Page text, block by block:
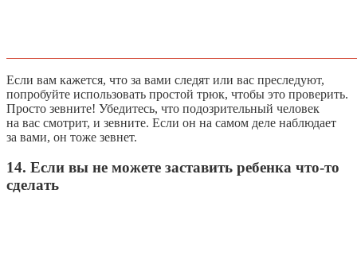
Если вам кажется, что за вами следят или вас преследуют,
попробуйте использовать простой трюк, чтобы это проверить.
Просто зевните! Убедитесь, что подозрительный человек
на вас смотрит, и зевните. Если он на самом деле наблюдает
за вами, он тоже зевнет.
14. Если вы не можете заставить ребенка что-то
сделать